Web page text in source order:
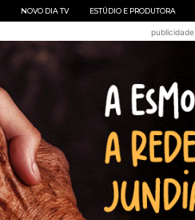
NOVO DIA TV ESTÚDIO E PRODUTORA
publicidade